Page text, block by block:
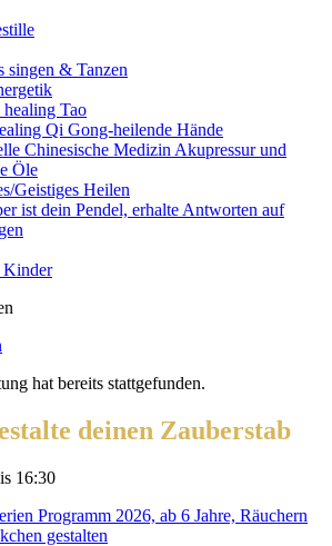
singen & Tanzen
Tao
Qi Gong-heilende Hände
Chinesische Medizin Akupressur und
Öle
Geistiges Heilen
ist dein Pendel, erhalte Antworten auf
Kinder
hat bereits stattgefunden.
deinen Zauberstab
16:30
Programm 2026, ab 6 Jahre, Räuchern
gestalten